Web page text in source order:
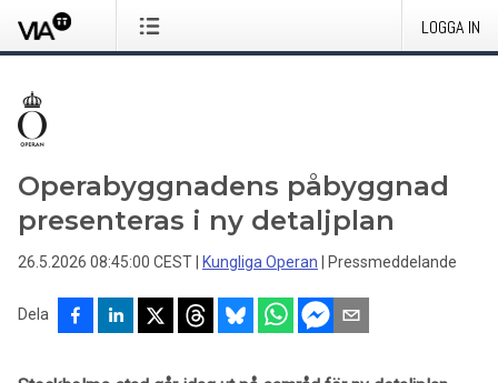
LOGGA IN
Operabyggnadens påbyggnad
presenteras i ny detaljplan
26.5.2026 08:45:00 CEST Kungliga Operan Pressmeddelande
Dela